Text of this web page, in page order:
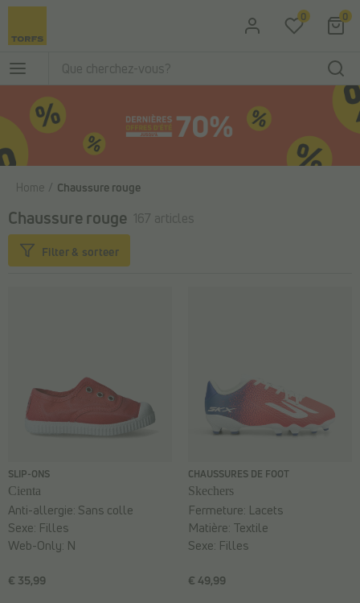
Passer au contenu principal 0 0
Home Chaussure rouge
Chaussure rouge 167 articles
Filter & sorteer
SLIP-ONS
Cienta
€ 35,99
Anti-allergie: Sans colle
Sexe: Filles
Web-Only: N
CHAUSSURES DE FOOT
Skechers
€ 49,99
Fermeture: Lacets
Matière: Textile
Sexe: Filles